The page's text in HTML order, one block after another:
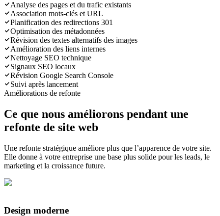
Analyse des pages et du trafic existants
Association mots-clés et URL
Planification des redirections 301
Optimisation des métadonnées
Révision des textes alternatifs des images
Amélioration des liens internes
Nettoyage SEO technique
Signaux SEO locaux
Révision Google Search Console
Suivi après lancement
Améliorations de refonte
Ce que nous améliorons pendant une
refonte de site web
Une refonte stratégique améliore plus que l’apparence de votre site.
Elle donne à votre entreprise une base plus solide pour les leads, le
marketing et la croissance future.
Design moderne